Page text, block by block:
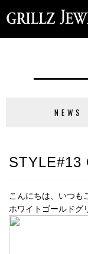
NEWS
STYLE#13
こんにちは、いつも
ホワイトゴールドグ